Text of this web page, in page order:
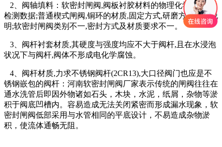
2、阀轴填料：软密封闸阀,阀板衬胶材料的物理化学及卫生
检测数据;普通楔式闸阀,铜环的材质,固定方式,研磨方式均应说
明;软密封闸阀类别不一,密封方式及材质要求不一。
3、阀杆衬套材质,其硬度与强度均应不大于阀杆,且在水浸泡
状况下与阀杆,阀体不形成电化学腐蚀。
4、阀杆材质,力求不锈钢阀杆(2CR13),大口径阀门也应是不
锈钢嵌包的阀杆：河南软密封闸阀厂家表示传统的闸阀往往在
通水洗管后即因外物诸如石头，木块，水泥，纸屑，杂物等淤
积于阀底凹槽内。容易造成无法关闭紧密而形成漏水现象，软
密封闸阀低部采用与水管相同的平底设计，不易造成杂物淤
积，使流体通畅无阻。